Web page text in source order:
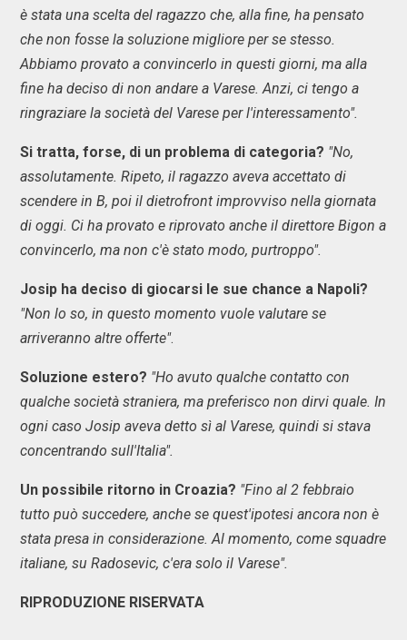
è stata una scelta del ragazzo che, alla fine, ha pensato
che non fosse la soluzione migliore per se stesso.
Abbiamo provato a convincerlo in questi giorni, ma alla
fine ha deciso di non andare a Varese. Anzi, ci tengo a
ringraziare la società del Varese per l'interessamento".
Si tratta, forse, di un problema di categoria? "No,
assolutamente. Ripeto, il ragazzo aveva accettato di
scendere in B, poi il dietrofront improvviso nella giornata
di oggi. Ci ha provato e riprovato anche il direttore Bigon a
convincerlo, ma non c'è stato modo, purtroppo".
Josip ha deciso di giocarsi le sue chance a Napoli?
"Non lo so, in questo momento vuole valutare se
arriveranno altre offerte".
Soluzione estero? "Ho avuto qualche contatto con
qualche società straniera, ma preferisco non dirvi quale. In
ogni caso Josip aveva detto sì al Varese, quindi si stava
concentrando sull'Italia".
Un possibile ritorno in Croazia? "Fino al 2 febbraio
tutto può succedere, anche se quest'ipotesi ancora non è
stata presa in considerazione. Al momento, come squadre
italiane, su Radosevic, c'era solo il Varese".
RIPRODUZIONE RISERVATA